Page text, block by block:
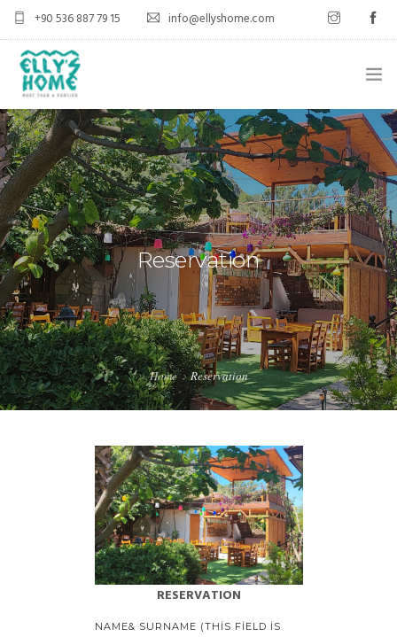
+90 536 887 79 15 info@ellyshome.com
HOMEPAGE
FOOD
OUR ROOMS
PHOTO GALLERY
RESERVATION
CONTACT
ENGLISH
Reservation
Home Reservation
RESERVATION
NAME& SURNAME (THIS FIELD IS